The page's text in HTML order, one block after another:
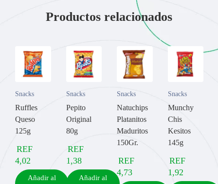
Productos relacionados
Snacks
Ruffles
Queso
125g
REF
4,02
Añadir al
Snacks
Pepito
Original
80g
REF
1,38
Añadir al
Snacks
Natuchips
Platanitos
Maduritos
150Gr.
REF
4,73
Snacks
Munchy
Chis
Kesitos
145g
REF
1,92